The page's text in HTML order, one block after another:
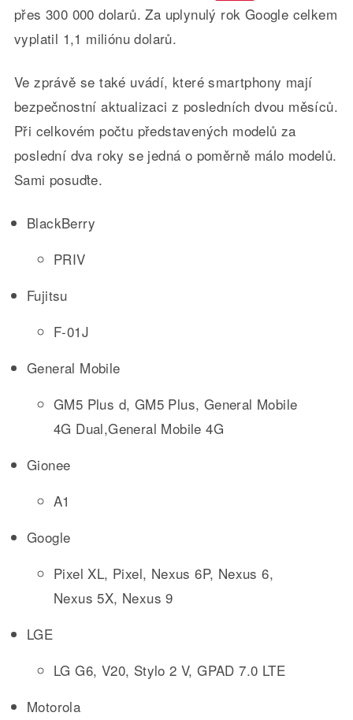
přes 300 000 dolarů. Za uplynulý rok Google celkem
vyplatil 1,1 miliónu dolarů.
Ve zprávě se také uvádí, které smartphony mají
bezpečnostní aktualizaci z posledních dvou měsíců.
Při celkovém počtu představených modelů za
poslední dva roky se jedná o poměrně málo modelů.
Sami posuďte.
BlackBerry
PRIV
Fujitsu
F-01J
General Mobile
GM5 Plus d, GM5 Plus, General Mobile
4G Dual,General Mobile 4G
Gionee
A1
Google
Pixel XL, Pixel, Nexus 6P, Nexus 6,
Nexus 5X, Nexus 9
LGE
LG G6, V20, Stylo 2 V, GPAD 7.0 LTE
Motorola